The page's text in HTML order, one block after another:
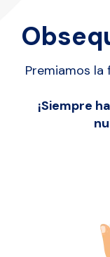
Premiamos la
¡Siempre